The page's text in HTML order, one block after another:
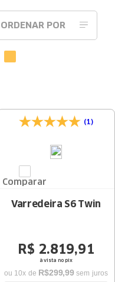
ORDENAR POR
(1)
Comparar
Varredeira S6 Twin
R$ 2.819,91
à vista no pix
ou 10x de R$299,99 sem juros